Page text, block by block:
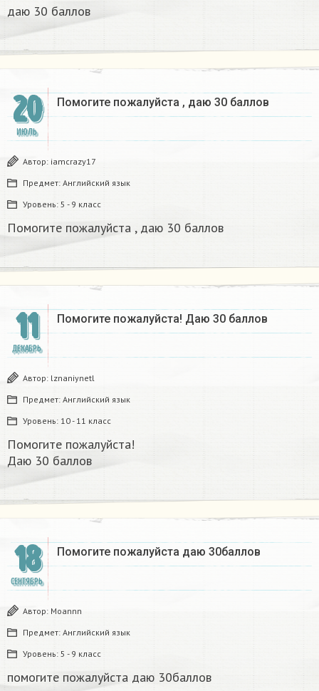
даю 30 баллов​
20
ИЮЛЬ
Помогите пожалуйста , даю 30 баллов ​
Автор: iamcrazy17
Предмет: Английский язык
Уровень: 5 - 9 класс
Помогите пожалуйста , даю 30 баллов ​
11
ДЕКАБРЬ
Помогите пожалуйста! Даю 30 баллов​
Автор: lznaniynetl
Предмет: Английский язык
Уровень: 10 - 11 класс
Помогите пожалуйста!
Даю 30 баллов​
18
СЕНТЯБРЬ
Помогите пожалуйста даю 30баллов​
Автор: Moannn
Предмет: Английский язык
Уровень: 5 - 9 класс
помогите пожалуйста даю 30баллов​